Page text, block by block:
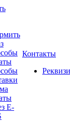
E-
Контакты